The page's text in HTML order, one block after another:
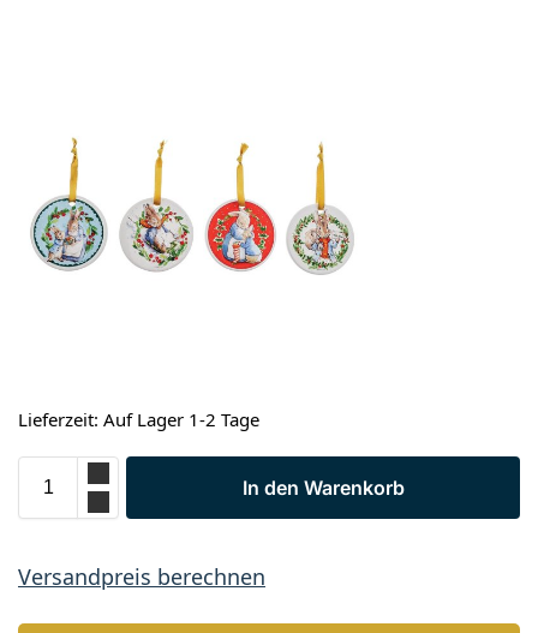
Lieferzeit: Auf Lager 1-2 Tage
In den Warenkorb
Versandpreis berechnen